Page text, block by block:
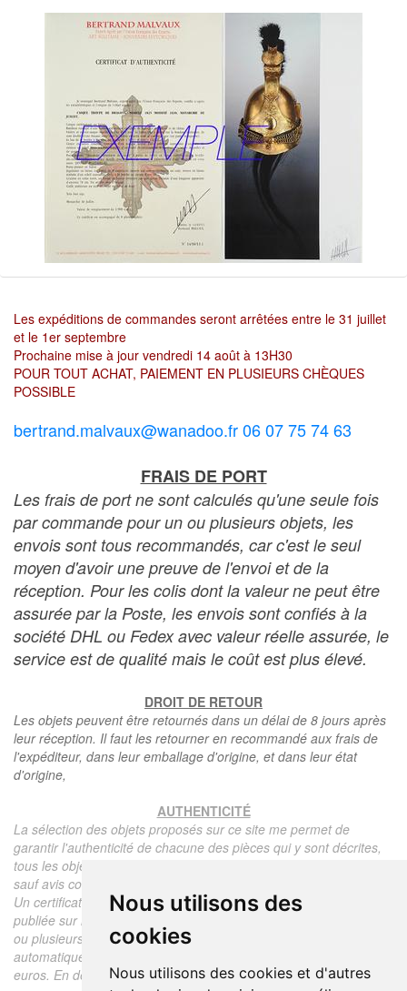
Nous utilisons des
cookies
Nous utilisons des cookies et d'autres
Les expéditions de commandes seront arrêtées entre le 31 juillet
et le 1er septembre
Prochaine mise à jour vendredi 14 août à 13H30
POUR TOUT ACHAT, PAIEMENT EN PLUSIEURS CHÈQUES
POSSIBLE
bertrand.malvaux@wanadoo.fr 06 07 75 74 63
FRAIS DE PORT
Les frais de port ne sont calculés qu'une seule fois
par commande pour un ou plusieurs objets, les
envois sont tous recommandés, car c'est le seul
moyen d'avoir une preuve de l'envoi et de la
réception. Pour les colis dont la valeur ne peut être
assurée par la Poste, les envois sont confiés à la
société DHL ou Fedex avec valeur réelle assurée, le
service est de qualité mais le coût est plus élevé.
DROIT DE RETOUR
Les objets peuvent être retournés dans un délai de 8 jours après
leur réception. Il faut les retourner en recommandé aux frais de
l'expéditeur, dans leur emballage d'origine, et dans leur état
d'origine,
AUTHENTICITÉ
La sélection des objets proposés sur ce site me permet de
garantir l'authenticité de chacune des pièces qui y sont décrites,
tous les objets proposés sont garantis d'époque et authentiques,
sauf avis contraire ou restriction dans la description.
Un certificat d'authenticité de l'objet reprenant la description
publiée sur le site, l'époque, le prix de vente, accompagné d'une
ou plusieurs photographies en couleurs est communiqué
automatiquement pour tout objet dont le prix est supérieur à 130
euros. En dessous de ce prix chaque certificat est facturé 5